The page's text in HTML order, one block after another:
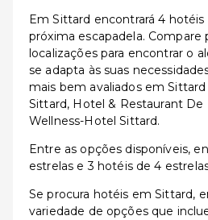
Em Sittard encontrará 4 hotéis
próxima escapadela. Compare
localizações para encontrar o
se adapta às suas
mais bem avaliados em
Sittard, Hotel & Restaurant
Wellness-Hotel Sittard.
Entre as opções disponíveis,
estrelas e 3 hotéis de 4
Se procura hotéis em Sittard,
variedade de opções que